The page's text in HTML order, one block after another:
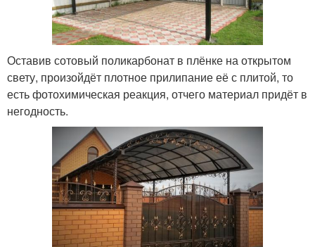
Оставив сотовый поликарбонат в плёнке на открытом
свету, произойдёт плотное прилипание её с плитой, то
есть фотохимическая реакция, отчего материал придёт в
негодность.